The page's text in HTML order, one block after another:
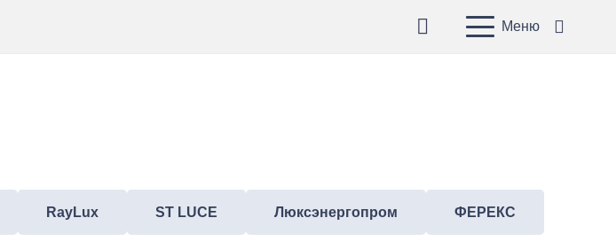
Меню
RayLux ST LUCE Люксэнергопром ФЕРЕКС